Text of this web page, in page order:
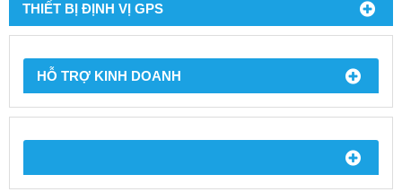
THIẾT BỊ ĐỊNH VỊ GPS
HỖ TRỢ KINH DOANH